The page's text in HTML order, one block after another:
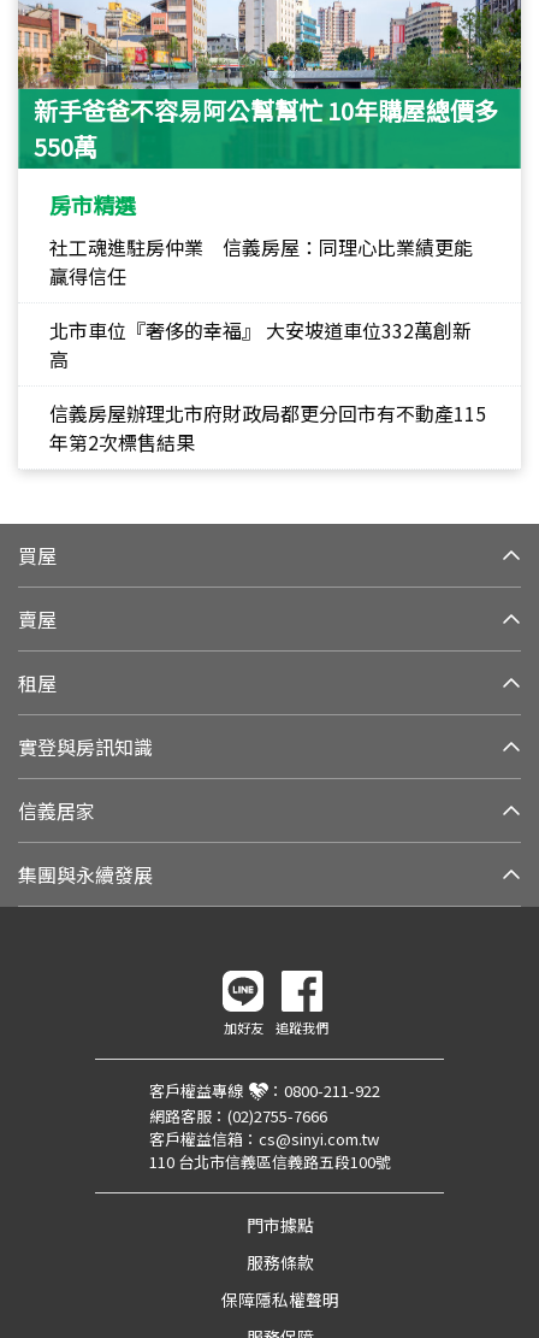
新手爸爸不容易阿公幫幫忙 10年購屋總價多
550萬
房市精選
社工魂進駐房仲業 信義房屋：同理心比業績更能
贏得信任
北市車位『奢侈的幸福』 大安坡道車位332萬創新
高
信義房屋辦理北市府財政局都更分回市有不動產115
年第2次標售結果
買屋
賣屋
租屋
實登與房訊知識
信義居家
集團與永續發展
加好友 追蹤我們
客戶權益專線 ： 0800-211-922
網路客服： (02)2755-7666
客戶權益信箱： cs@sinyi.com.tw
110 台北市信義區信義路五段100號
門市據點
服務條款
保障隱私權聲明